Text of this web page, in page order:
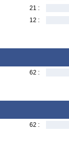
21 :
12 :
62 :
62 :